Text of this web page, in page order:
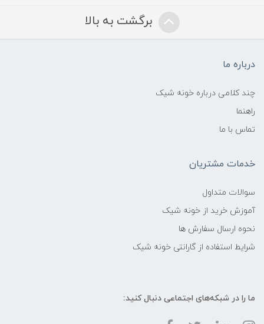
برگشت به بالا
درباره ما
چند کلامی درباره خونه شیک
راهنما
تماس با ما
خدمات مشتریان
سوالات متداول
آموزش خرید از خونه شیک
نحوه ارسال سفارش ها
شرایط استفاده از گارانتی خونه شیک
ما را در شبکه‌های اجتماعی دنبال کنید: